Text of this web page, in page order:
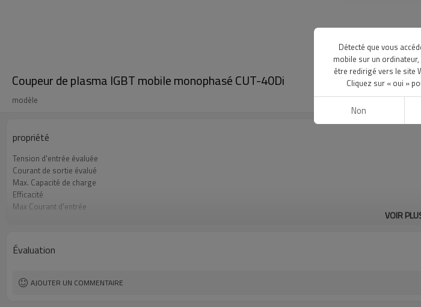
Coupeur de plasma IGBT mobile monophasé CUT-40Di
modèle
propriété
Tension d'entrée évaluée
Courant de sortie évalué
Max. Capacité de charge
Efficacité
Max Courant d'entrée
Garantie
Dimension
VOIR
Évaluation
AJOUTER UN COMMENTAIRE
Détecté que vous
mobile sur un
être redirigé vers le site
Cliquez sur « oui »
Non